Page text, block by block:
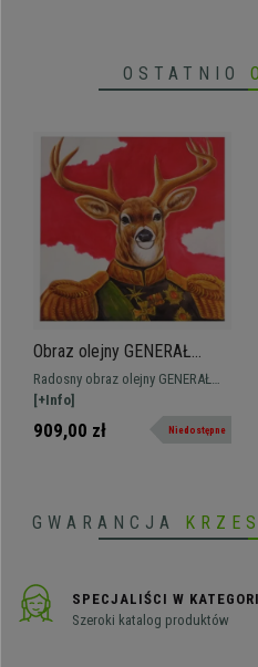
OSTATNIO
Obraz olejny GENERAŁ
JELEŃ, ręcznie malowany,
100x100 cm
Radosny obraz olejny GENERAŁ
JELEŃ. Ręcznie malowany, idealny
do dekoracji wnętrz.
[+Info]
909,00 zł Niedostępne
GWARANCJA
SPECJALIŚCI W
Szeroki katalog produktów